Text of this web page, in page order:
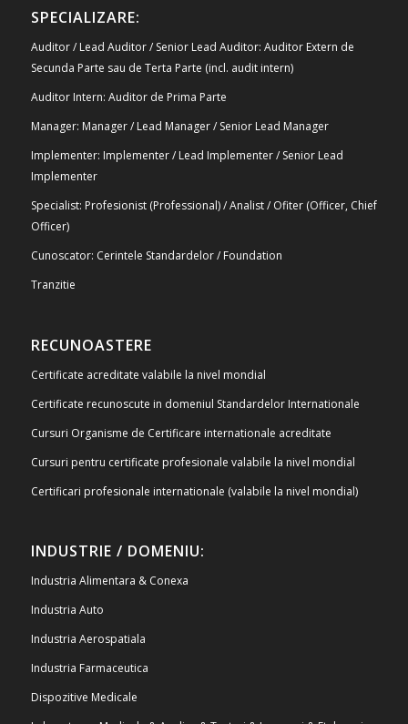
SPECIALIZARE:
Auditor / Lead Auditor / Senior Lead Auditor: Auditor Extern de
Secunda Parte sau de Terta Parte (incl. audit intern)
Auditor Intern: Auditor de Prima Parte
Manager: Manager / Lead Manager / Senior Lead Manager
Implementer: Implementer / Lead Implementer / Senior Lead
Implementer
Specialist: Profesionist (Professional) / Analist / Ofiter (Officer, Chief
Officer)
Cunoscator: Cerintele Standardelor / Foundation
Tranzitie
RECUNOASTERE
Certificate acreditate valabile la nivel mondial
Certificate recunoscute in domeniul Standardelor Internationale
Cursuri Organisme de Certificare internationale acreditate
Cursuri pentru certificate profesionale valabile la nivel mondial
Certificari profesionale internationale (valabile la nivel mondial)
INDUSTRIE / DOMENIU:
Industria Alimentara & Conexa
Industria Auto
Industria Aerospatiala
Industria Farmaceutica
Dispozitive Medicale